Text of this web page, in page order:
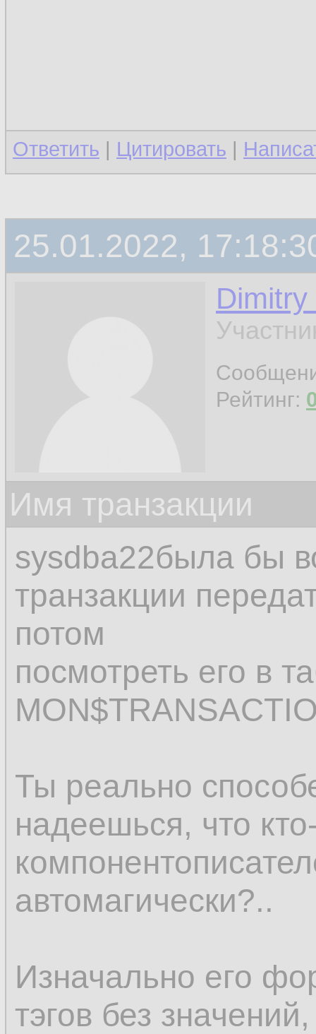
Ответить | Цитировать |
25.01.2022,
Рейтинг:
Имя транзакции
sysdba22была бы
транзакции
потом
посмотреть его в
Ты реально
надеешься, что
автомагически?..
Изначально его
тэгов без